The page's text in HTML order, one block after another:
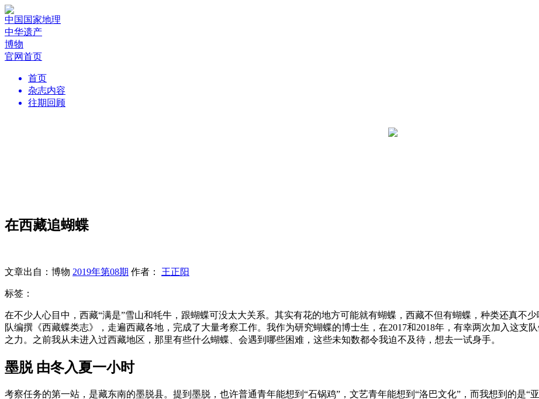
中国国家地理
中华遗产
博物
官网首页
首页
杂志内容
往期回顾
在西藏追蝴蝶
文章出自：博物 2019年第08期 作者： 王正阳
标签：
在不少人心目中，西藏“满是”雪山和牦牛，跟蝴蝶可没太大关系。其实有花的地方可能就有蝴蝶，西藏不但有蝴蝶，种类还真不
队编撰《西藏蝶类志》，走遍西藏各地，完成了大量考察工作。我作为研究蝴蝶的博士生，在2017和2018年，有幸两次加入这支
之力。之前我从未进入过西藏地区，那里有些什么蝴蝶、会遇到哪些困难，这些未知数都令我迫不及待，想去一试身手。
墨脱 由冬入夏一小时
考察任务的第一站，是藏东南的墨脱县。提到墨脱，也许普通青年能想到“石锅鸡”，文艺青年能想到“洛巴文化”，而我想到的